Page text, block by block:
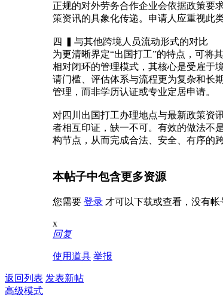
正规的对外劳务合作企业会依据政策要
策资讯的具象化传递。申请人应重视此
四 ▍与其他跨境人员流动形式的对比
为更清晰界定“出国打工”的特点，可将
相对闭环的管理模式，其核心是受雇于
请门槛、评估体系与流程更为复杂和长
管理，而非学历认证或专业定居申请。
对四川出国打工办理地点与最新政策资
者相互印证，缺一不可。有效的做法不
构节点，从而完成合法、安全、有序的
本帖子中包含更多资源
您需要 登录 才可以下载或查看，没有帐
x
回复
使用道具 举报
返回列表 发表新帖
高级模式